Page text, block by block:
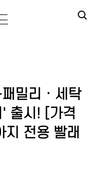
밀리 · 세탁
출시! [가격
지 전용 빨래